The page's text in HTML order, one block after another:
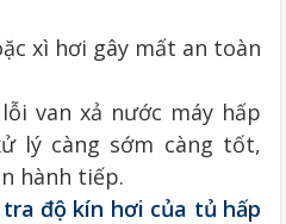
xì hơi gây mất an toàn
van xả nước máy hấp
lý càng sớm càng tốt,
hành tiếp.
tra độ kín hơi của tủ hấp